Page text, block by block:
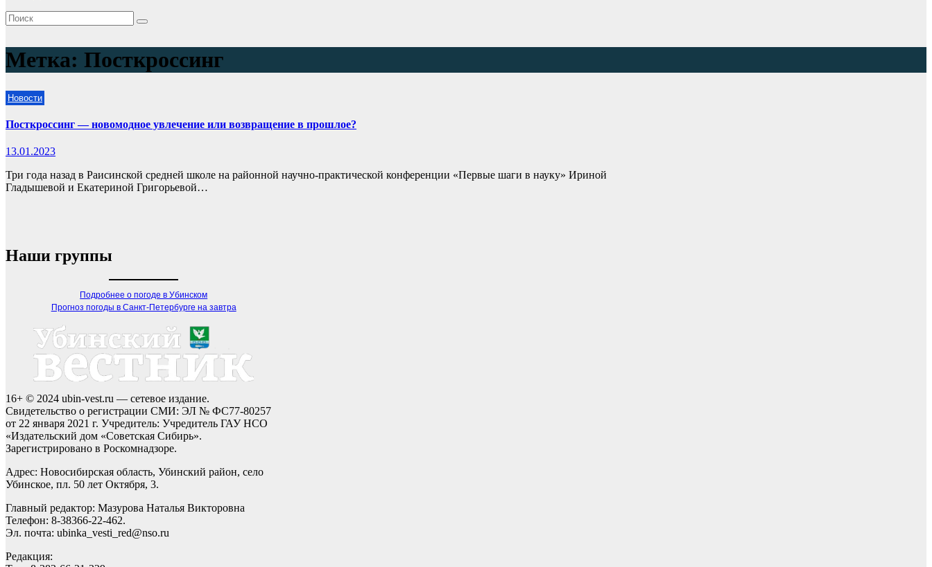
Метка: Посткроссинг
Новости
Посткроссинг — новомодное увлечение или возвращение в прошлое?
13.01.2023
Три года назад в Раисинской средней школе на районной научно-практической конференции «Первые шаги в науку» Ириной
Гладышевой и Екатериной Григорьевой…
Наши группы
Подробнее о погоде в Убинском
Прогноз погоды в Санкт-Петербурге на завтра
16+ © 2024 ubin-vest.ru — сетевое издание.
Свидетельство о регистрации СМИ: ЭЛ № ФС77-80257
от 22 января 2021 г. Учредитель: Учредитель ГАУ НСО
«Издательский дом «Советская Сибирь».
Зарегистрировано в Роскомнадзоре.
Адрес: Новосибирская область, Убинский район, село
Убинское, пл. 50 лет Октября, 3.
Главный редактор: Мазурова Наталья Викторовна
Телефон: 8-38366-22-462.
Эл. почта: ubinka_vesti_red@nso.ru
Редакция: